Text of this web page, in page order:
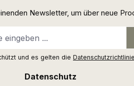
Newsletter, um über neue
und es gelten die Datenschutzrichtlinie
Datenschutz